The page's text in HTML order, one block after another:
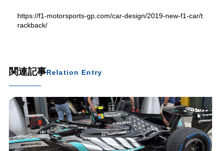
https://f1-motorsports-gp.com/car-design/2019-new-f1-car/t
rackback/
関連記事Relation Entry